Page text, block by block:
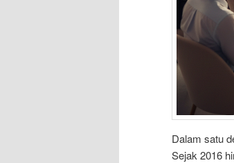
Dalam satu
Sejak 2016